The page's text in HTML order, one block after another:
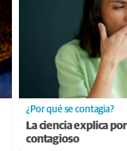
¿Por qué se contagia?
La ciencia explica
contagioso